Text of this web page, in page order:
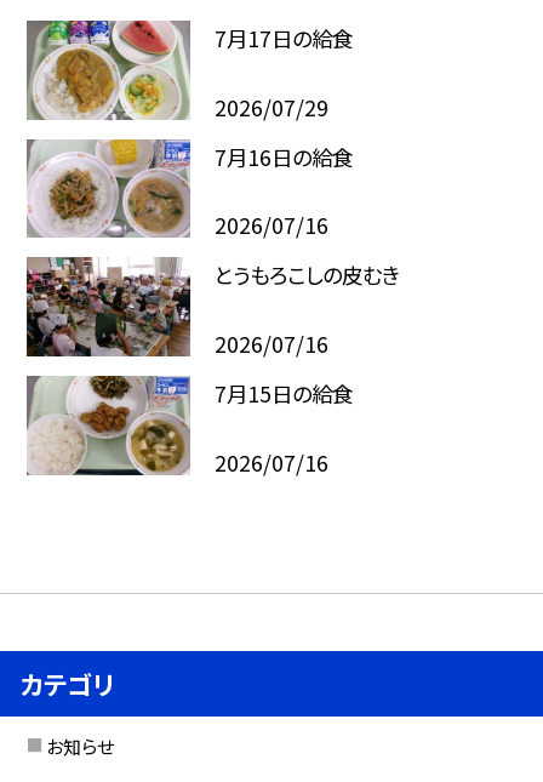
7月17日の給食
2026/07/29
7月16日の給食
2026/07/16
とうもろこしの皮むき
2026/07/16
7月15日の給食
2026/07/16
カテゴリ
お知らせ